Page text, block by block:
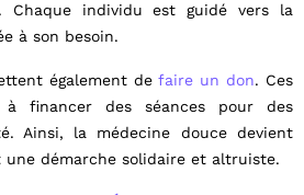
Chaque individu est guidé vers la
à son besoin.
également defaire un don. Ces
à financer des séances pour des
Ainsi, la médecine douce devient
une démarche solidaire et altruiste.